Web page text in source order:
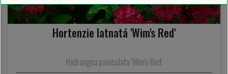
Hortenzie latnatá 'Wim's Red'
Hydrangea paniculata 'Wim's Red'